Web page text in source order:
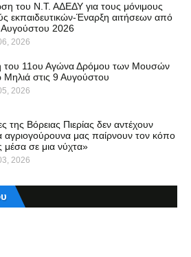
του Ν.Τ. ΑΔΕΔΥ για τους μόνιμους
εκπαιδευτικών-Έναρξη αιτήσεων από
2026
2026
του 11ου Αγώνα Δρόμου των Μουσών
στις 9 Αυγούστου
2026
της Βόρειας Πιερίας δεν αντέχουν
αγριογούρουνα μας παίρνουν τον κόπο
μέσα σε μια νύχτα»
2026